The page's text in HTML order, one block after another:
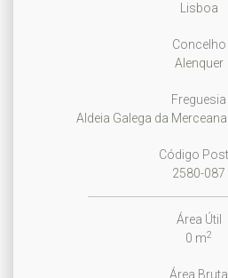
Lisboa
Concelho
Alenquer
Freguesia
Aldeia Galega da
Código
2580-087
Área Útil
0 m2
Área Bruta